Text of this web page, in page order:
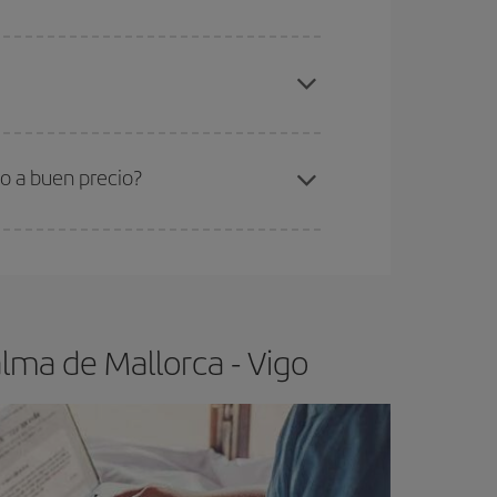
de Mallorca-Vigo-dest
a buen precio?
de Mallorca - Vigo